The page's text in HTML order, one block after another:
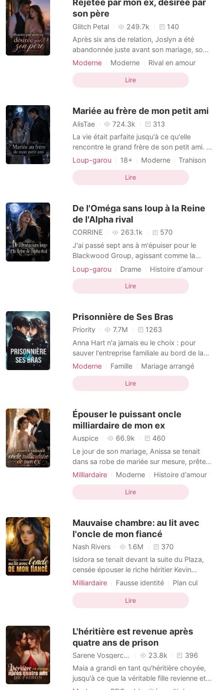
signer un acc
Rejetée par mon ex, désirée par
son père
Glitch Petal 249.7k
140
Après six ans de relation, Joslyn a été
abandonnée juste avant son mariage, son
fiancé lui ayant préféré son premier amour.
inattendue : celle de Connor, le père
adoptif de son ex-fiancé. « Épouse-moi.
pourras te ven
Moderne Moderne
Rival en amour
Histoire d'amour
Lire
Mariée au frère de mon petit ami
AlisTae 724.3k
313
La vie était parfaite jusqu'à ce qu'elle
rencontre le grand frère de son petit ami. Il
y avait une loi taboue dans la Meute Night
compagne, il serait déchu de sa position.
La vie de Sophia allait se lier à cette loi. Elle
Loup-garou 18+ Moderne
Trahison
Vengeance
PDG
Charmant
Histoire d'amour
Alpha
Lire
De l'Oméga sans loup à la Reine
de l'Alpha rival
CORRINE 263.1k
570
J'ai passé sept ans à m'épuiser pour le
Blackwood Group, agissant comme la
compagne non officielle de l'Alpha, Alec.
Je pensais que mon dévouement
compenserait le fait que j'étais une Oméga
sans loup. Mais quand Breanne, son amour
a basculé. Il lui a don
Loup-garou Drame Histoire d'amour
Lire
Prisonnière de Ses Bras
Priority 7.7M
1263
Anna Hart n'a jamais eu le choix : pour
sauver l'entreprise familiale au bord de la
faillite, elle est contrainte d'épouser Julian
plongé dans le coma après un accident. On
lui promet un mariage de façade, une
lorsque
Moderne Famille
Mariage arrangé
Noble
Charmante
Chanceuse
Urbain
Histoire d'amour
Lire
Épouser le puissant oncle
milliardaire de mon ex
Auspice 66.9k
460
Le jour de son mariage, Anissa se tenait
dans sa robe de mariée sur mesure, prête à
épouser l'héritier Connor Snow. Mais la
trombe, paniqué, et la planta devant l'autel.
« Seraphina s'est cassé la jambe sur le
Milliardaire Moderne
Histoire d'amour
Renaissance
Lire
Mauvaise chambre: au lit avec
l'oncle de mon fiancé
Nash Rivers 1.6M
370
Isidora se tenait devant la suite du Plaza,
censée épouser le riche héritier Kevin
Garrison dans quelques mois. Mais en
lit avec Chantelle, son ancienne meilleure
amie. Au lieu de pleurer, Isidora garda un
le
Milliardaire Fausse identité
Plan cul
PDG
Histoire d'amour
Mariage contractuel
Différence d'âge
Lire
L'héritière est revenue après
quatre ans de prison
Sarene Vosgerchian 23.8k
396
Maia a grandi en tant qu'héritière choyée,
jusqu'à ce que la véritable fille revienne et